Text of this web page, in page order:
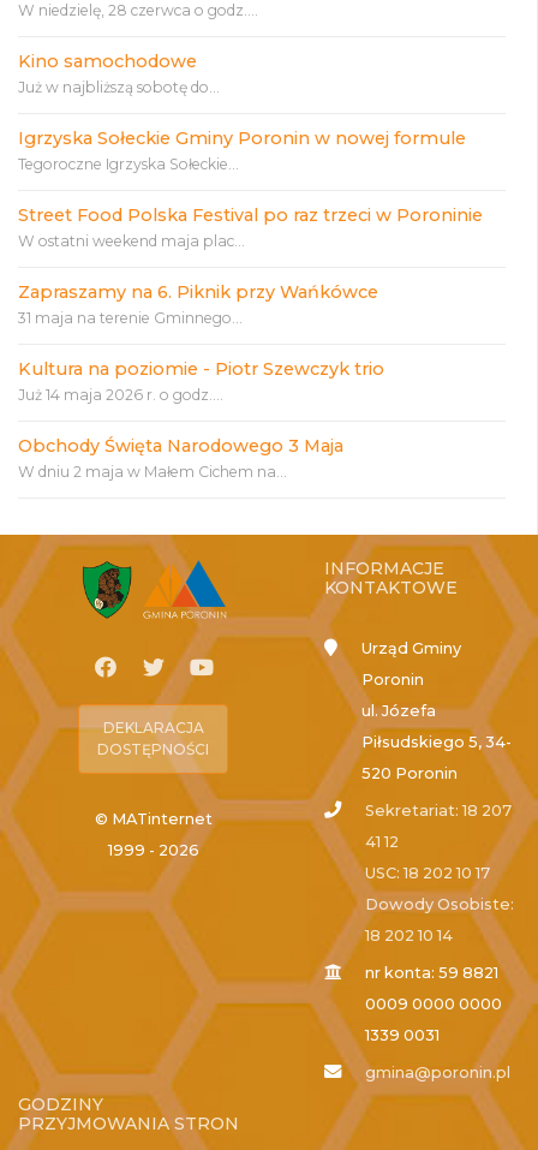
W niedzielę, 28 czerwca o godz....
Kino samochodowe
Już w najbliższą sobotę do...
Igrzyska Sołeckie Gminy Poronin w nowej formule
Tegoroczne Igrzyska Sołeckie...
Street Food Polska Festival po raz trzeci w Poroninie
W ostatni weekend maja plac...
Zapraszamy na 6. Piknik przy Wańkówce
31 maja na terenie Gminnego...
Kultura na poziomie - Piotr Szewczyk trio
Już 14 maja 2026 r. o godz....
Obchody Święta Narodowego 3 Maja
W dniu 2 maja w Małem Cichem na...
DEKLARACJA
DOSTĘPNOŚCI
© MATinternet
1999 - 2026
INFORMACJE
KONTAKTOWE
Urząd Gminy
Poronin
ul. Józefa
Piłsudskiego 5, 34-
520 Poronin
Sekretariat: 18 207
41 12
USC: 18 202 10 17
Dowody Osobiste:
18 202 10 14
nr konta: 59 8821
0009 0000 0000
1339 0031
gmina@poronin.pl
GODZINY
PRZYJMOWANIA STRON